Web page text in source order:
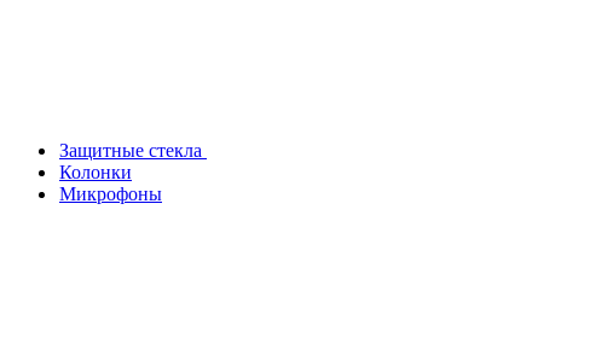
Защитные стекла
Колонки
Микрофоны